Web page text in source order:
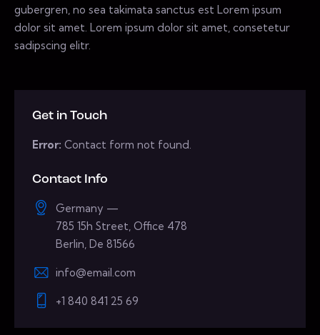
gubergren, no sea takimata sanctus est Lorem ipsum
dolor sit amet. Lorem ipsum dolor sit amet, consetetur
sadipscing elitr.
Get in Touch
Error: Contact form not found.
Contact Info
Germany —
785 15h Street, Office 478
Berlin, De 81566
info@email.com
+1 840 841 25 69